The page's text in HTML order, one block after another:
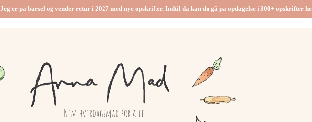
Jeg er på barsel og vender retur i 2027 med nye opskrifter. Indtil da kan du gå på opdagelse i 300+ opskrifter